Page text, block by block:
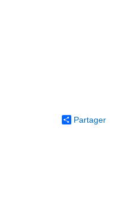
Partager